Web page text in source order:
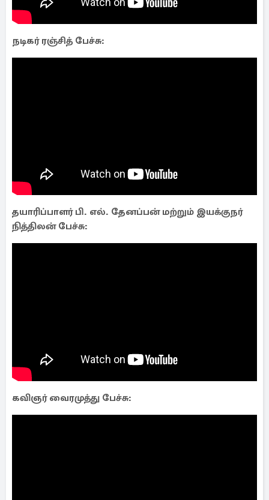
நடிகர் ரஞ்சித் பேச்சு:
தயாரிப்பாளர் பி. எல். தேனப்பன் மற்றும் இயக்குநர்
நித்திலன் பேச்சு:
கவிஞர் வைரமுத்து பேச்சு: